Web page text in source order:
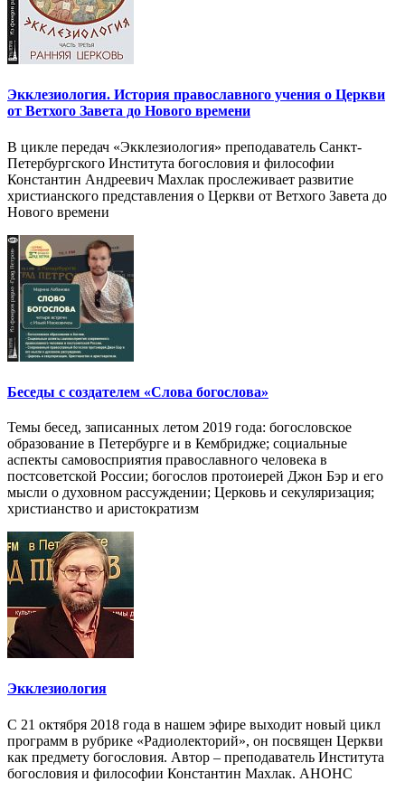
Экклезиология. История православного учения о Церкви
от Ветхого Завета до Нового времени
В цикле передач «Экклезиология» преподаватель Санкт-
Петербургского Института богословия и философии
Константин Андреевич Махлак прослеживает развитие
христианского представления о Церкви от Ветхого Завета до
Нового времени
Беседы с создателем «Слова богослова»
Темы бесед, записанных летом 2019 года: богословское
образование в Петербурге и в Кембридже; социальные
аспекты самовосприятия православного человека в
постсоветской России; богослов протоиерей Джон Бэр и его
мысли о духовном рассуждении; Церковь и секуляризация;
христианство и аристократизм
Экклезиология
С 21 октября 2018 года в нашем эфире выходит новый цикл
программ в рубрике «Радиолекторий», он посвящен Церкви
как предмету богословия. Автор – преподаватель Института
богословия и философии Константин Махлак. АНОНС